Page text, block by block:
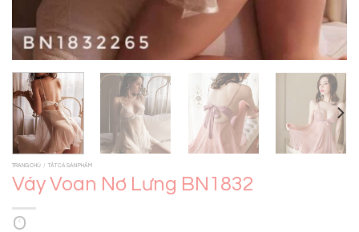
TRANG CHỦ / TẤT CẢ SẢN PHẨM
Váy Voan Nơ Lưng BN1832